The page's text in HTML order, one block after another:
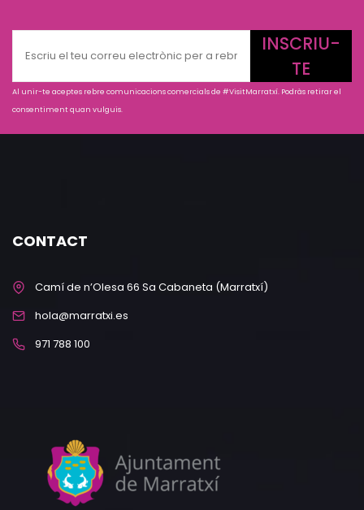
INSCRIU-
TE
Al unir-te aceptes rebre comunicacions comercials de #VisitMarratxí. Podràs retirar el
consentiment quan vulguis.
CONTACT
Camí de n’Olesa 66 Sa Cabaneta (Marratxí)
hola@marratxi.es
971 788 100